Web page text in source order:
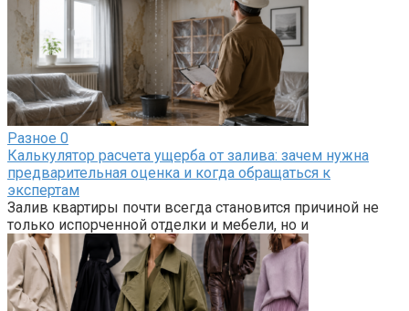
Разное 0
Калькулятор расчета ущерба от залива: зачем нужна
предварительная оценка и когда обращаться к
экспертам
Залив квартиры почти всегда становится причиной не
только испорченной отделки и мебели, но и